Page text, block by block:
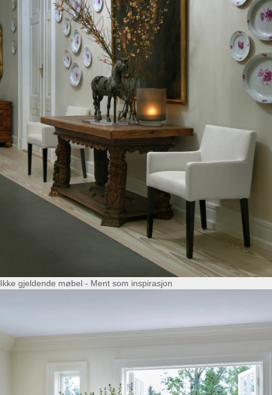
Ikke gjeldende møbel - Ment som inspirasjon